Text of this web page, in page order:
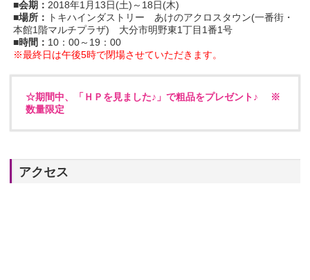
■会期： 2018年1月13日(土)～18日(木)
■場所：
トキハインダストリー あけのアクロスタウン(一番街・
本館1階マルチプラザ) 大分市明野東1丁目1番1号
■時間： 10：00～19：00
※最終日は午後5時で閉場させていただきます。
☆期間中、「ＨＰを見ました♪」で粗品をプレゼント♪ ※
数量限定
アクセス